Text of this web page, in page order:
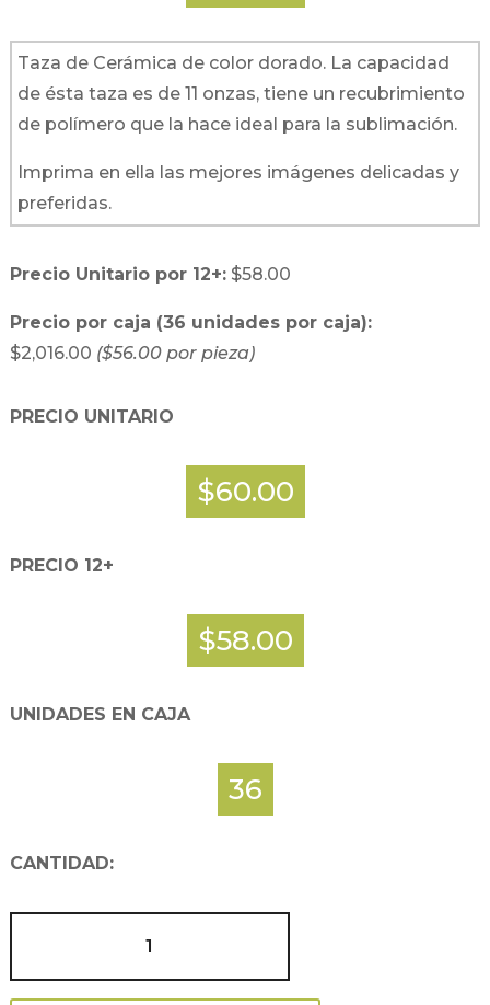
Taza de Cerámica de color dorado. La capacidad
de ésta taza es de 11 onzas, tiene un recubrimiento
de polímero que la hace ideal para la sublimación.
Imprima en ella las mejores imágenes delicadas y
preferidas.
Precio Unitario por 12+:$58.00
Precio por caja (36 unidades por caja):
$2,016.00 ($56.00 por pieza)
PRECIO UNITARIO
$60.00
PRECIO 12+
$58.00
UNIDADES EN CAJA
36
CANTIDAD:
ESPEJO